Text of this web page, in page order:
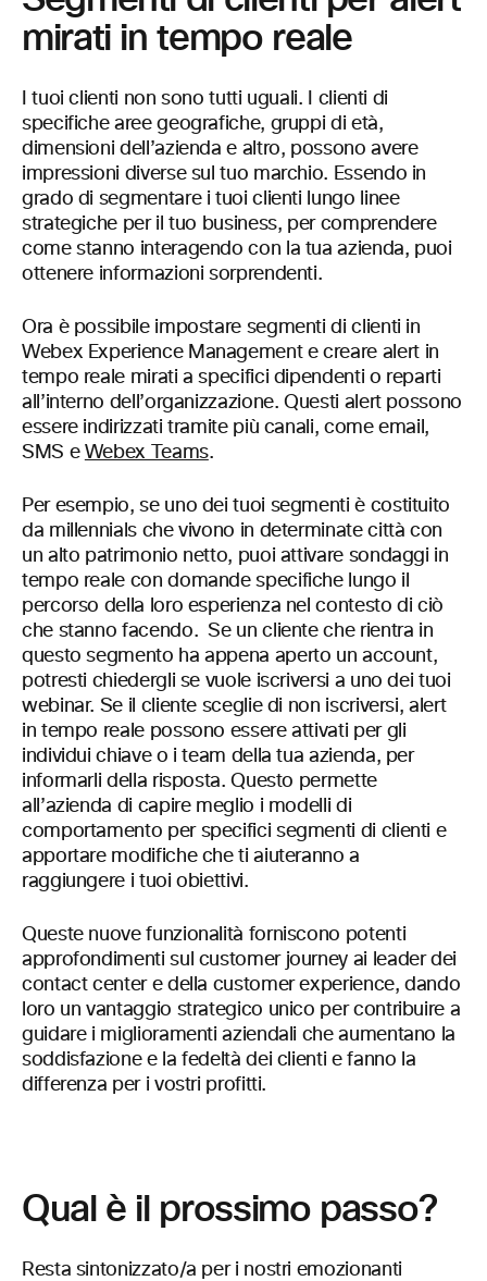
mirati in tempo reale
I tuoi clienti non sono tutti uguali. I clienti di
specifiche aree geografiche, gruppi di età,
dimensioni dell’azienda e altro, possono avere
impressioni diverse sul tuo marchio. Essendo in
grado di segmentare i tuoi clienti lungo linee
strategiche per il tuo business, per comprendere
come stanno interagendo con la tua azienda, puoi
ottenere informazioni sorprendenti.
Ora è possibile impostare segmenti di clienti in
Webex Experience Management e creare alert in
tempo reale mirati a specifici dipendenti o reparti
all’interno dell’organizzazione. Questi alert possono
essere indirizzati tramite più canali, come email,
SMS e Webex Teams.
Per esempio, se uno dei tuoi segmenti è costituito
da millennials che vivono in determinate città con
un alto patrimonio netto, puoi attivare sondaggi in
tempo reale con domande specifiche lungo il
percorso della loro esperienza nel contesto di ciò
che stanno facendo. Se un cliente che rientra in
questo segmento ha appena aperto un account,
potresti chiedergli se vuole iscriversi a uno dei tuoi
webinar. Se il cliente sceglie di non iscriversi, alert
in tempo reale possono essere attivati per gli
individui chiave o i team della tua azienda, per
informarli della risposta. Questo permette
all’azienda di capire meglio i modelli di
comportamento per specifici segmenti di clienti e
apportare modifiche che ti aiuteranno a
raggiungere i tuoi obiettivi.
Queste nuove funzionalità forniscono potenti
approfondimenti sul customer journey ai leader dei
contact center e della customer experience, dando
loro un vantaggio strategico unico per contribuire a
guidare i miglioramenti aziendali che aumentano la
soddisfazione e la fedeltà dei clienti e fanno la
differenza per i vostri profitti.
Qual è il prossimo passo?
Resta sintonizzato/a per i nostri emozionanti